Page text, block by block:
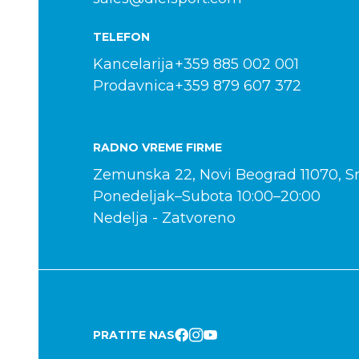
TELEFON
Kancelarija
Prodavnica
+359 885 002 001
+359 879 607 372
RADNO VREME FIRME
Zemunska 22, Novi Beograd 11070,
Ponedeljak–Subota 10:00–20:00
Nedelja - Zatvoreno
PRATITE NAS